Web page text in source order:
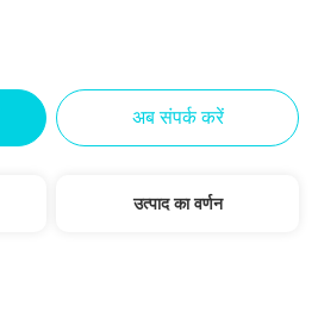
अब संपर्क करें
उत्पाद का वर्णन